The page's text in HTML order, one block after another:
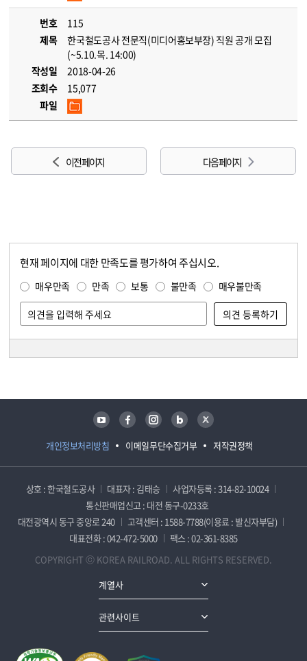
번호
115
제목
한국철도공사 전문직(미디어홍보부장) 직원 공개 모집
(~5.10.목. 14:00)
작성일
2018-04-26
조회수
15,077
파일
이전 페이지 다음 페이지
현재 페이지에 대한 만족도를 평가하여 주십시오.
매우만족 만족 보통 불만족 매우불만족
개인정보처리방침 이메일무단수집거부 저작권정책
유튜브 페이스북 인스타그램 블로그 트위터
상호 : 한국철도공사 대표자 : 김태승
사업자등록 : 314-82-10024
통신판매업신고 : 대전 동구-0233호
대전광역시 동구 중앙로 240
고객센터 : 1588-7788(이용료 : 발신자부담)
대표전화 : 042-472-5000
팩스 : 02-361-8385
COPYRIGHT ⓒ KOREA RAILROAD. ALL RIGHTS RESERVED.
계열사
관련사이트